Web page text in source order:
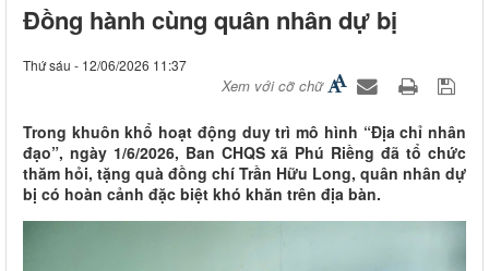
Đồng hành cùng quân nhân dự bị
Thứ sáu - 12/06/2026 11:37
Xem với cỡ chữ
Trong khuôn khổ hoạt động duy trì mô hình “Địa chỉ nhân
đạo”, ngày 1/6/2026, Ban CHQS xã Phú Riềng đã tổ chức
thăm hỏi, tặng quà đồng chí Trần Hữu Long, quân nhân dự
bị có hoàn cảnh đặc biệt khó khăn trên địa bàn.